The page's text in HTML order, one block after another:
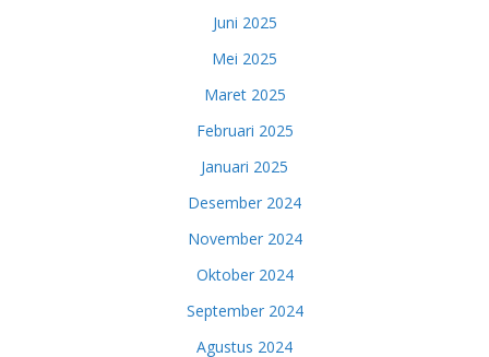
Juni 2025
Mei 2025
Maret 2025
Februari 2025
Januari 2025
Desember 2024
November 2024
Oktober 2024
September 2024
Agustus 2024